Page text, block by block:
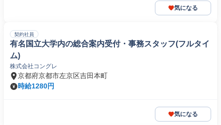
気になる
契約社員
有名国立大学内の総合案内受付・事務スタッフ(フルタイ
ム)
株式会社コングレ
京都府京都市左京区吉田本町
時給1280円
気になる